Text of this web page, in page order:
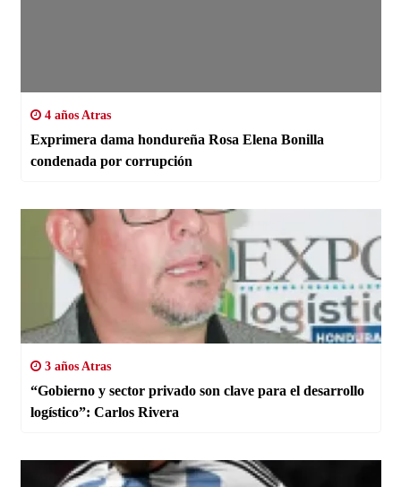
4 años Atras
Exprimera dama hondureña Rosa Elena Bonilla
condenada por corrupción
3 años Atras
“Gobierno y sector privado son clave para el desarrollo
logístico”: Carlos Rivera